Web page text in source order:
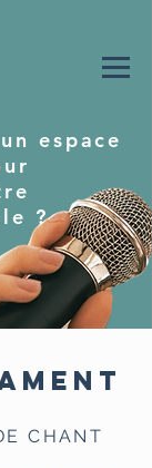
espace
?
CHANT